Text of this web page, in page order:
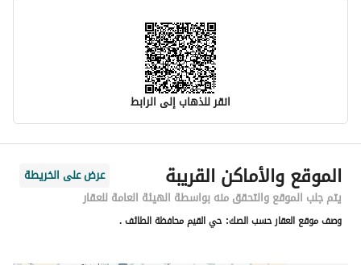
انقر للذهاب إلى الرابط
معلومات مسؤول الإعلان
اسم المسؤول
-
رقم المسؤول
-
الموقع والأماكن القريبة
عرض على الخريطة
يتم جلب الموقع والتحقق منه بواسطة الهيئة العامة للعقار
وصف موقع العقار حسب الصك: حي القيم محافظة الطائف .